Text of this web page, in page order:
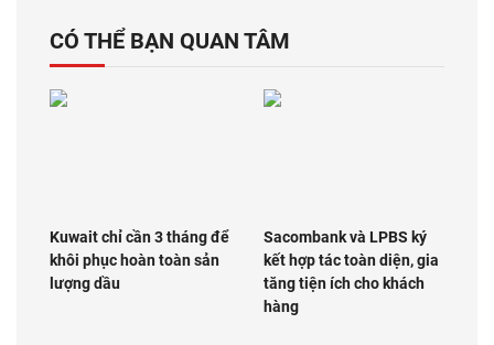
CÓ THỂ BẠN QUAN TÂM
Kuwait chỉ cần 3 tháng để
khôi phục hoàn toàn sản
lượng dầu
Sacombank và LPBS ký
kết hợp tác toàn diện, gia
tăng tiện ích cho khách
hàng